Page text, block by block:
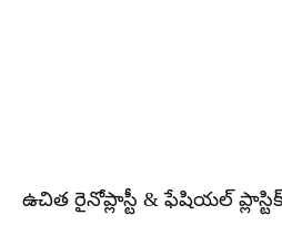
ఉచిత రైనోప్లాస్టీ & ఫేషియల్ ప్లాస్టిక్